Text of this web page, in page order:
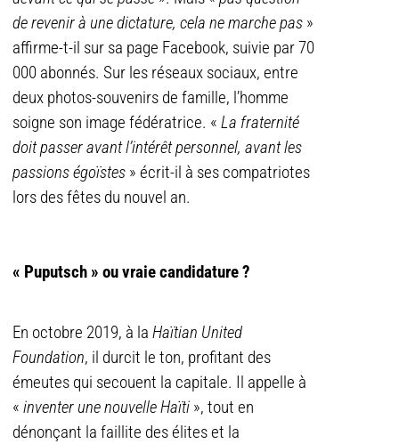
de revenir à une dictature, cela ne marche pas »
affirme-t-il sur sa page Facebook, suivie par 70
000 abonnés. Sur les réseaux sociaux, entre
deux photos-souvenirs de famille, l’homme
soigne son image fédératrice. « La fraternité
doit passer avant l’intérêt personnel, avant les
passions égoïstes » écrit-il à ses compatriotes
lors des fêtes du nouvel an.
« Puputsch » ou vraie candidature ?
En octobre 2019, à la Haïtian United
Foundation, il durcit le ton, profitant des
émeutes qui secouent la capitale. Il appelle à
« inventer une nouvelle Haïti », tout en
dénonçant la faillite des élites et la